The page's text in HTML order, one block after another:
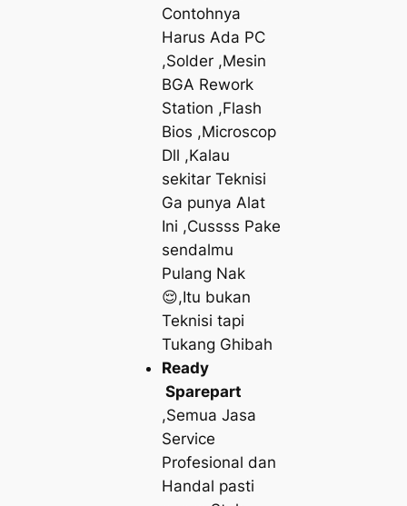
Contohnya
Harus Ada PC
,Solder ,Mesin
BGA Rework
Station ,Flash
Bios ,Microscop
Dll ,Kalau
sekitar Teknisi
Ga punya Alat
Ini ,Cussss Pake
sendalmu
Pulang Nak
😌,Itu bukan
Teknisi tapi
Tukang Ghibah
Ready
Sparepart
,Semua Jasa
Service
Profesional dan
Handal pasti